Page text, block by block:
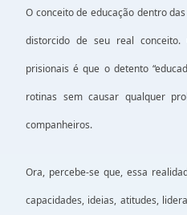
O conceito de educação dentro
distorcido de seu real
prisionais é que o detento
rotinas sem causar qualquer
companheiros.
Ora, percebe-se que, essa
capacidades, ideias, atitudes,